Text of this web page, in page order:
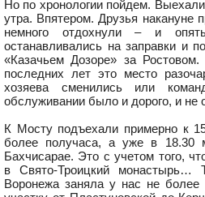
Но по хронологии пойдем.
утра. Впятером. Друзья накануне
немного отдохнули – и
останавливались на заправки и
«Казачьем Дозоре» за
последних лет это место
хозяева сменились или
обслуживании было и дорого, и не
К Мосту подъехали примерно к
более получаса, а уже в 18.30
Бахчисарае. Это с учетом того,
в Свято-Троицкий монастырь…
Воронежа заняла у нас не